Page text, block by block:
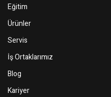
Eğitim
Ürünler
Servis
İş Ortaklarımız
Blog
Kariyer